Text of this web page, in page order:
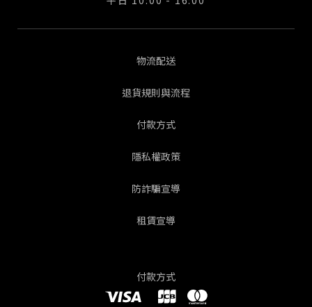
付款方式
物流配送
退貨規則與流程
付款方式
隱私權政策
防詐騙宣導
租賃宣導